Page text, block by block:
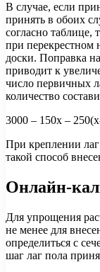
В случае, если
принять в обоих
согласно
при перекрестном
доски. Поправка
приводит к
число первичных
количество
3000 – 150х –
При креплении лаг
такой способ
Онлайн-
Для упрощения
не менее для
определиться с
шаг лаг пола